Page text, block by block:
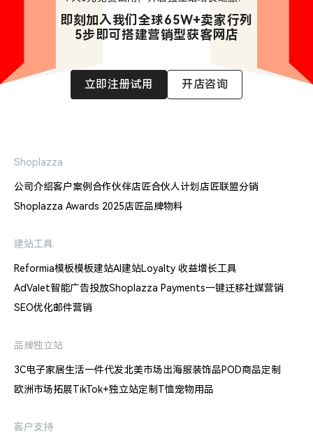
即刻加入我们全球65W+卖家行列
5步即可搭建营销型获客网店
立即注册试用 开店咨询
Shoplazza
公司介绍客户案例 合作伙伴店匠合伙人计划 店匠联盟分销
Shoplazza Awards 2025店匠品牌物料
建站工具
Reformia模板模板建站AI建站Loyalty 收益增长工具
AdValet智能广告投放Shoplazza Payments一键迁移社媒营销
SEO优化邮件营销
品牌独立站
3C电子家居生活一件代发北美市场出海服装饰品POD商品定制
欧洲市场拓展TikTok+独立站定制T恤宠物用品
客户支持